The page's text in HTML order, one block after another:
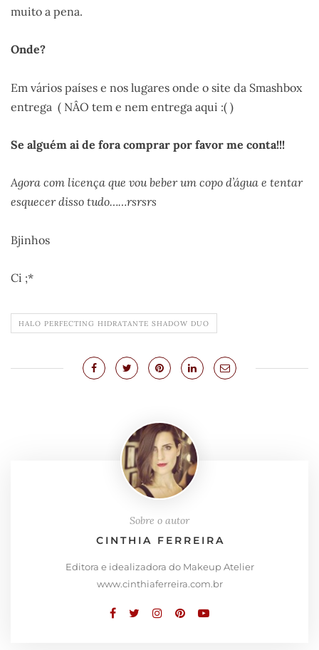
muito a pena.
Onde?
Em vários países e nos lugares onde o site da Smashbox
entrega ( NÂO tem e nem entrega aqui :( )
Se alguém ai de fora comprar por favor me conta!!!
Agora com licença que vou beber um copo d’água e tentar
esquecer disso tudo……rsrsrs
Bjinhos
Ci ;*
HALO PERFECTING HIDRATANTE SHADOW DUO
Sobre o autor
CINTHIA FERREIRA
Editora e idealizadora do Makeup Atelier
www.cinthiaferreira.com.br